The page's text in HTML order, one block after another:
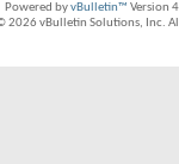
Powered byvBulletin™ Version
2026 vBulletin Solutions, Inc.